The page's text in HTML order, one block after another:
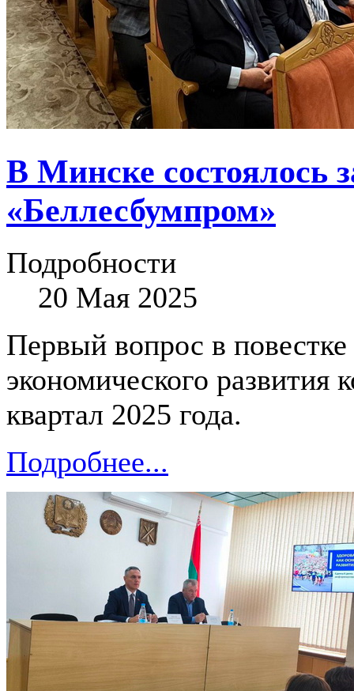
В Минске состоялось
«Беллесбумпром»
Подробности
20 Мая 2025
Первый вопрос в
экономического
квартал 2025 года.
Подробнее...